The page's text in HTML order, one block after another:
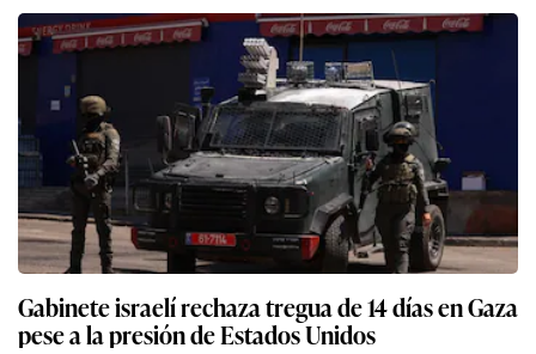
Gabinete israelí rechaza tregua de 14 días en Gaza
pese a la presión de Estados Unidos